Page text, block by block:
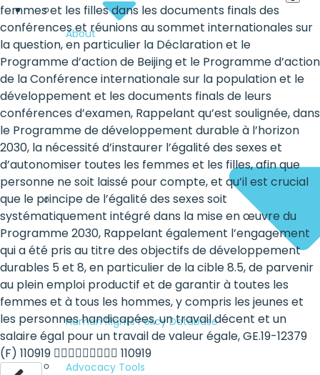
About
Human Rights Policy Database
Advocacy Tools
femmes et les filles dans les documents finals des
conférences et réunions au sommet internationales sur
la question, en particulier la Déclaration et le
Programme d’action de Beijing et le Programme d’action
de la Conférence internationale sur la population et le
développement et les documents finals de leurs
conférences d’examen, Rappelant qu’est soulignée, dans
le Programme de développement durable à l’horizon
2030, la nécessité d’instaurer l’égalité des sexes et
d’autonomiser toutes les femmes et les filles, afin que
personne ne soit laissé pour compte, et qu’il est crucial
que le principe de l’égalité des sexes soit
systématiquement intégré dans la mise en œuvre du
Programme 2030, Rappelant également l’engagement
qui a été pris au titre des objectifs de développement
durables 5 et 8, en particulier de la cible 8.5, de parvenir
au plein emploi productif et de garantir à toutes les
femmes et à tous les hommes, y compris les jeunes et
les personnes handicapées, un travail décent et un
salaire égal pour un travail de valeur égale, GE.19-12379
(F) 110919  110919